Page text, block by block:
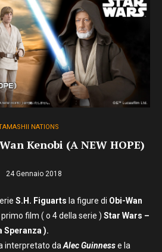
NATIONS
Kenobi (A NEW HOPE)
24 Gennaio 2018
S.H. Figuarts la figure di Obi-Wan
film ( o 4 della serie ) Star Wars –
Speranza ).
interpretato da Alec Guinnesse la